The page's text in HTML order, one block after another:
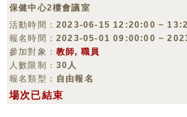
保健中心2樓會議室
活動時間： 2023-06-15 12:20:00 ~
報名時間： 2023-05-01 09:00:00 ~
參加對象： 教師, 職員
人數限制： 30人
報名類型： 自由報名
場次已結束